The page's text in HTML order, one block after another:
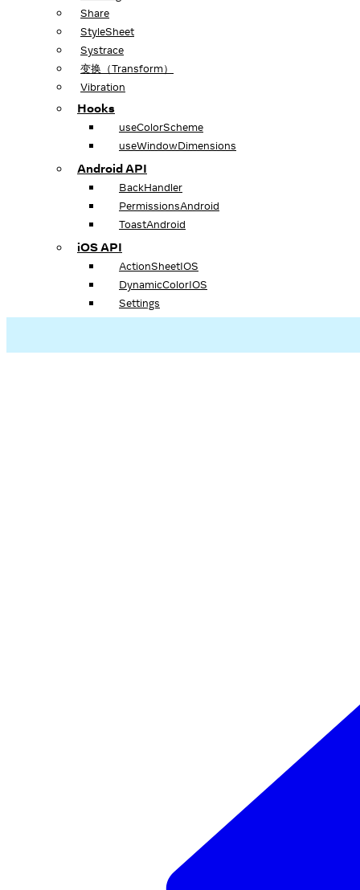
Share
StyleSheet
Systrace
变换（Transform）
Vibration
Hooks
useColorScheme
useWindowDimensions
Android API
BackHandler
PermissionsAndroid
ToastAndroid
iOS API
ActionSheetIOS
DynamicColorIOS
Settings